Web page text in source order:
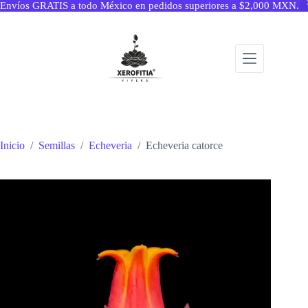
Envíos GRATIS a todo México en pedidos superiores a $2,000 MXN.
Inicio / Semillas / Echeveria / Echeveria catorce